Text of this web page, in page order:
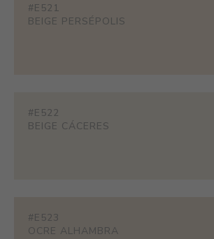
#E521
BEIGE PERSÉPOLIS
#E522
BEIGE CÁCERES
#E523
OCRE ALHAMBRA